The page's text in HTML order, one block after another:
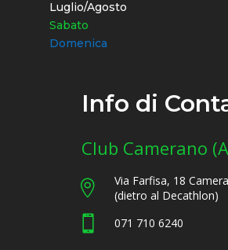
Luglio/Agosto
Sabato
Domenica
Info di
Club Camerano

Via Farfisa, 18
(dietro al Decathlon)
071 710 6240